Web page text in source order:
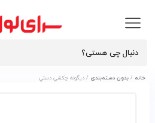
خانه / بدون دسته‌بندی / ديگوله چکشي دستي